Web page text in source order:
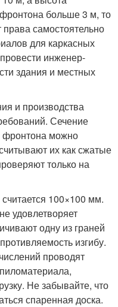
фронтона больше 3 м, то
самостоятельно
для каркасных
инженер-
здания и местных
и производства
Сечение
фронтона можно
их как сжатые
только на
100×100 мм.
удовлетворяет
одну из граней
изгибу.
проводят
Не забывайте, что
спаренная доска.